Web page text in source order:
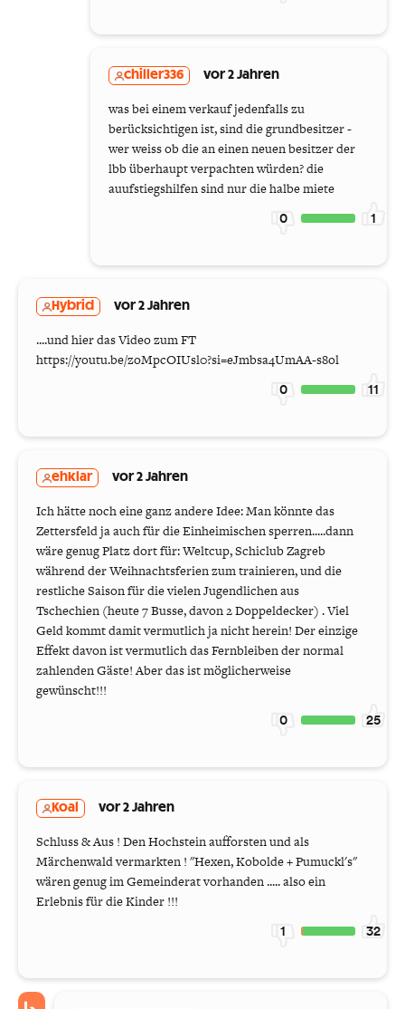
chiller336 vor 2 Jahren
was bei einem verkauf jedenfalls zu
berücksichtigen ist, sind die grundbesitzer -
wer weiss ob die an einen neuen besitzer der
lbb überhaupt verpachten würden? die
auufstiegshilfen sind nur die halbe miete
0 1
Hybrid vor 2 Jahren
....und hier das Video zum FT
https://youtu.be/zoMpcOIUsl0?si=eJmbsa4UmAA-s8ol
0 11
ehklar vor 2 Jahren
Ich hätte noch eine ganz andere Idee: Man könnte das
Zettersfeld ja auch für die Einheimischen sperren.....dann
wäre genug Platz dort für: Weltcup, Schiclub Zagreb
während der Weihnachtsferien zum trainieren, und die
restliche Saison für die vielen Jugendlichen aus
Tschechien (heute 7 Busse, davon 2 Doppeldecker) . Viel
Geld kommt damit vermutlich ja nicht herein! Der einzige
Effekt davon ist vermutlich das Fernbleiben der normal
zahlenden Gäste! Aber das ist möglicherweise
gewünscht!!!
0 25
Koal vor 2 Jahren
Schluss & Aus ! Den Hochstein aufforsten und als
Märchenwald vermarkten ! "Hexen, Kobolde + Pumuckl's"
wären genug im Gemeinderat vorhanden ..... also ein
Erlebnis für die Kinder !!!
1 32